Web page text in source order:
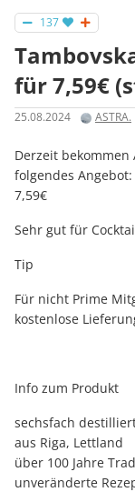
137
für 7,59€
25.08.2024 ASTRA.
Derzeit
folgendes
7,59€
Sehr gut für
Tip
Für nicht Prime
kostenlose
Info zum Produkt
sechsfach
aus Riga, Lettland
über 100 Jahre
unveränderte